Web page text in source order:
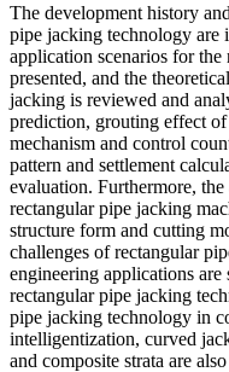
The development history
pipe jacking technology are
application scenarios for
presented, and the
jacking is reviewed and
prediction, grouting effect
mechanism and control
pattern and settlement
evaluation. Furthermore,
rectangular pipe jacking
structure form and cutting
challenges of rectangular
engineering applications
rectangular pipe jacking
pipe jacking technology in
intelligentization, curved
and composite strata are